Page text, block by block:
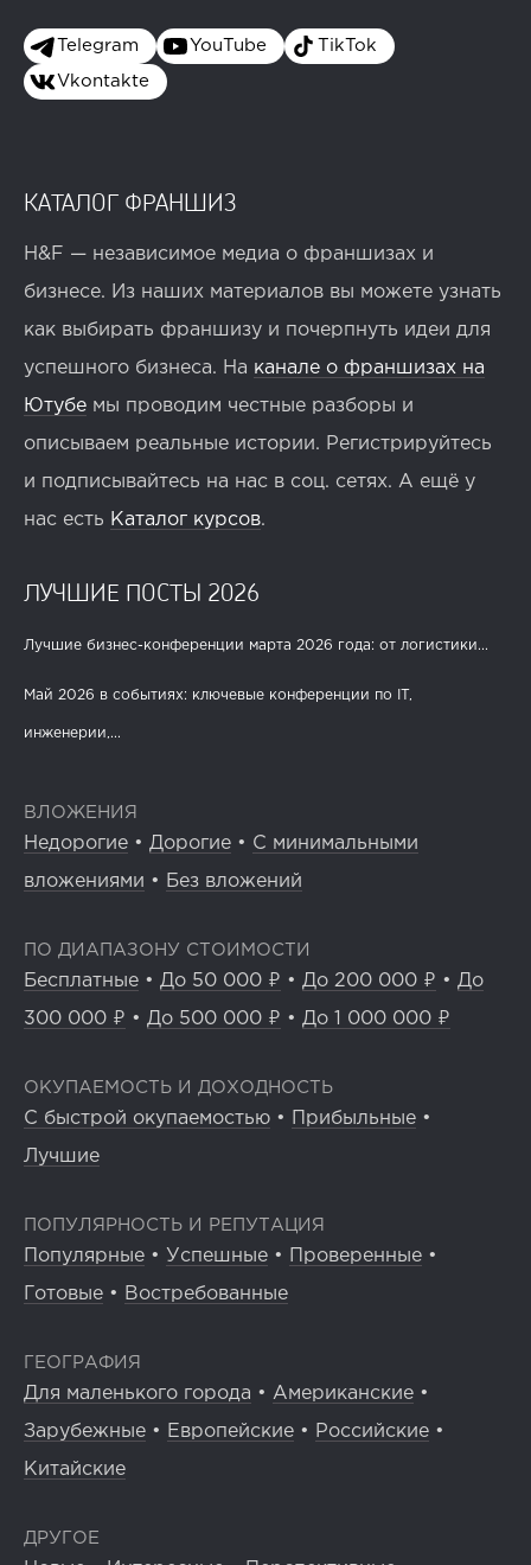
Telegram YouTube TikTok
Vkontakte
КАТАЛОГ ФРАНШИЗ
H&F — независимое медиа о франшизах и
бизнесе. Из наших материалов вы можете узнать
как выбирать франшизу и почерпнуть идеи для
успешного бизнеса. На канале о франшизах на
Ютубе мы проводим честные разборы и
описываем реальные истории. Регистрируйтесь
и подписывайтесь на нас в соц. сетях. А ещё у
нас есть Каталог курсов.
ЛУЧШИЕ ПОСТЫ 2026
Лучшие бизнес-конференции марта 2026 года: от логистики...
Май 2026 в событиях: ключевые конференции по IT,
инженерии,...
ВЛОЖЕНИЯ
Недорогие • Дорогие • С минимальными
вложениями • Без вложений
ПО ДИАПАЗОНУ СТОИМОСТИ
Бесплатные • До 50 000 ₽ • До 200 000 ₽ • До
300 000 ₽ • До 500 000 ₽ • До 1 000 000 ₽
ОКУПАЕМОСТЬ И ДОХОДНОСТЬ
С быстрой окупаемостью • Прибыльные •
Лучшие
ПОПУЛЯРНОСТЬ И РЕПУТАЦИЯ
Популярные • Успешные • Проверенные •
Готовые • Востребованные
ГЕОГРАФИЯ
Для маленького города • Американские •
Зарубежные • Европейские • Российские •
Китайские
ДРУГОЕ